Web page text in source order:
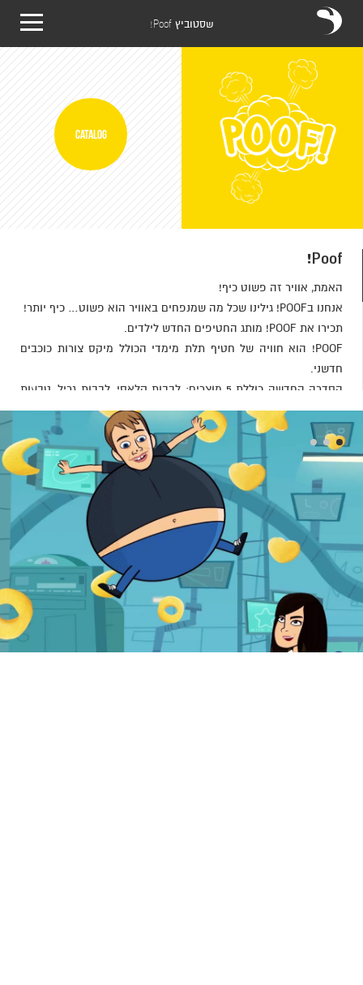
שסטוביץPoof!
CATALOG
Poof!
האמת, אוויר זה פשוט כיף!
אנחנו בPOOF! גילינו שכל מה שמנפחים באוויר הוא פשוט… כיף יותר!
תכירו את POOF! מותג החטיפים החדש לילדים.
POOF! הוא חוויה של חטיף תלת מימדי הכולל מיקס צורות כוכבים
חדשני.
הסדרה החדשה כוללת 5 מוצרים: לבבות קלאסי, לבבות גריל, טבעות
קלאסי, מיקס כוכבים גריל אמריקאי, מיקס כוכבים בצל.
POOF! – חטיף ממולא באוויר מעולה!